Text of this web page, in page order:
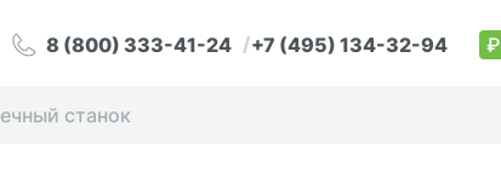
8 (800) 333-41-24 +7 (495) 134-32-94 ₽